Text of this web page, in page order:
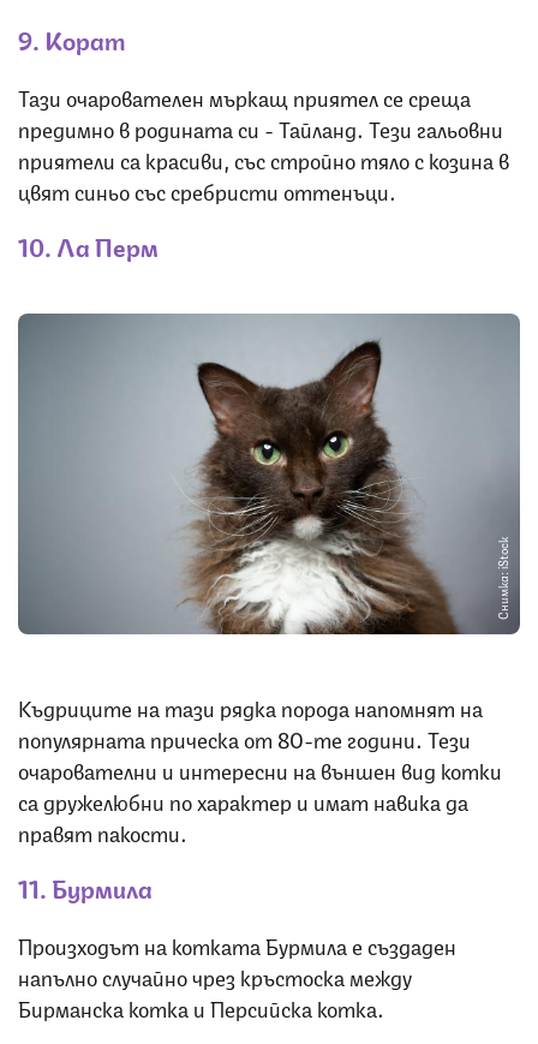
9. Корат
Тази очарователен мъркащ приятел се среща
предимно в родината си - Тайланд. Тези гальовни
приятели са красиви, със стройно тяло с козина в
цвят синьо със сребристи оттенъци.
10. Ла Перм
Снимка: iStock
Къдриците на тази рядка порода напомнят на
популярната прическа от 80-те години. Тези
очарователни и интересни на външен вид котки
са дружелюбни по характер и имат навика да
правят пакости.
11. Бурмила
Произходът на котката Бурмила е създаден
напълно случайно чрез кръстоска между
Бирманска котка и Персийска котка.